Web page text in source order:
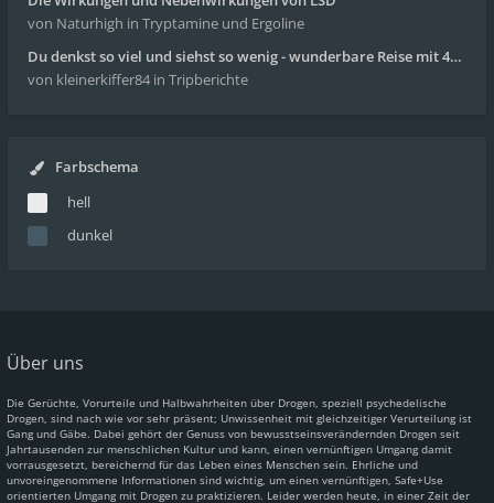
von Naturhigh in Tryptamine und Ergoline
Du denkst so viel und siehst so wenig - wunderbare Reise mit 4g Pilze
von kleinerkiffer84 in Tripberichte
Farbschema
hell
dunkel
Über uns
Die Gerüchte, Vorurteile und Halbwahrheiten über Drogen, speziell psychedelische
Drogen, sind nach wie vor sehr präsent; Unwissenheit mit gleichzeitiger Verurteilung ist
Gang und Gäbe. Dabei gehört der Genuss von bewusstseinsverändernden Drogen seit
Jahrtausenden zur menschlichen Kultur und kann, einen vernünftigen Umgang damit
vorrausgesetzt, bereichernd für das Leben eines Menschen sein. Ehrliche und
unvoreingenommene Informationen sind wichtig, um einen vernünftigen, Safe+Use
orientierten Umgang mit Drogen zu praktizieren. Leider werden heute, in einer Zeit der